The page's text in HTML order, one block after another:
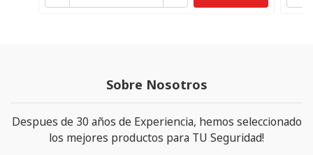
Sobre Nosotros
Despues de 30 años de Experiencia, hemos seleccionado
los mejores productos para TU Seguridad!